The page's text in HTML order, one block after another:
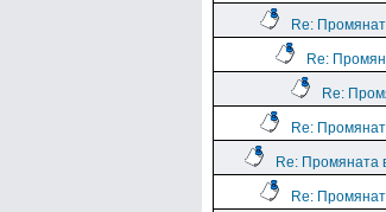
Re:
Re:
Re:
Re:
Re: Промяната
Re: